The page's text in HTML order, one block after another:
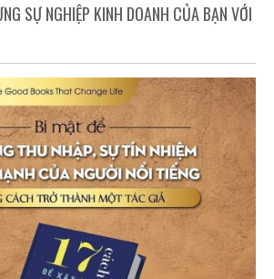
SỰ NGHIỆP KINH DOANH CỦA BẠN VỚI